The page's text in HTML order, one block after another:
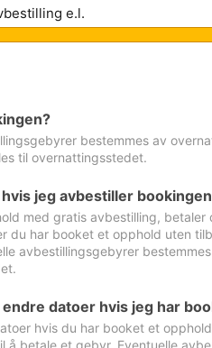
bestemmes av
til overnattingsstedet.
jeg avbestiller
med gratis avbestilling,
du har booket et opphold uten
avbestillingsgebyrer
datoer hvis jeg har
hvis du har booket et
å betale et gebyr. Eventuelle